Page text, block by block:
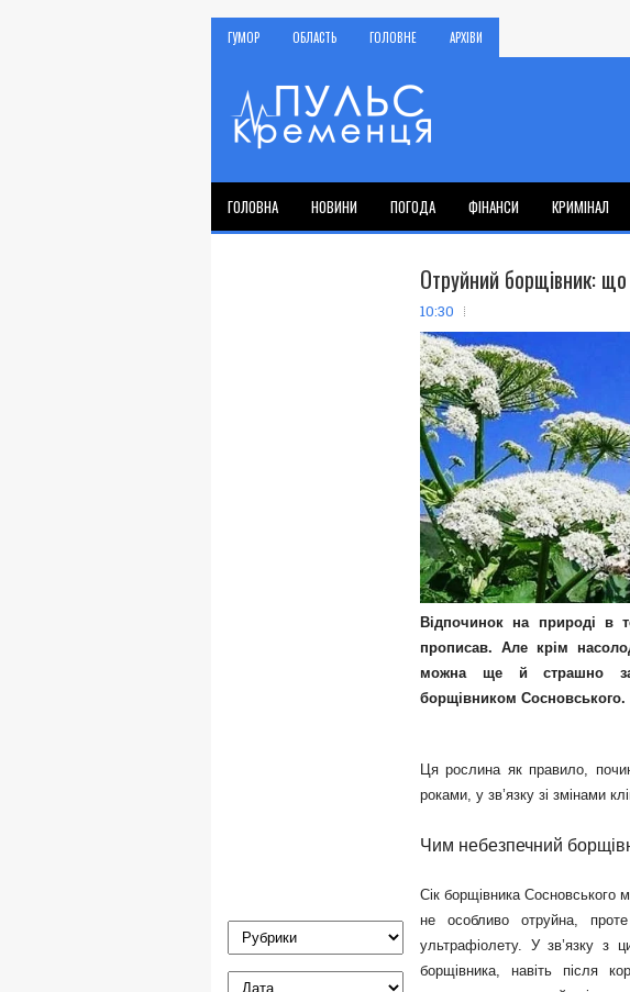
ГУМОР ОБЛАСТЬ ГОЛОВНЕ АРХІВИ
ГОЛОВНА НОВИНИ ПОГОДА ФІНАНСИ КРИМІНАЛ
Отруйний борщівник:
10:30
Відпочинок на природі в
прописав. Але крім
можна ще й страшно
борщівником Сосновського.
Ця рослина як правило,
роками, у зв’язку зі змінами
Чим небезпечний
Сік борщівника Сосновського
не особливо отруйна,
ультрафіолету. У зв’язку з
борщівника, навіть після